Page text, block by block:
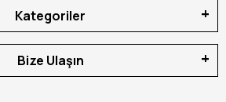
Kategoriler
Bize Ulaşın